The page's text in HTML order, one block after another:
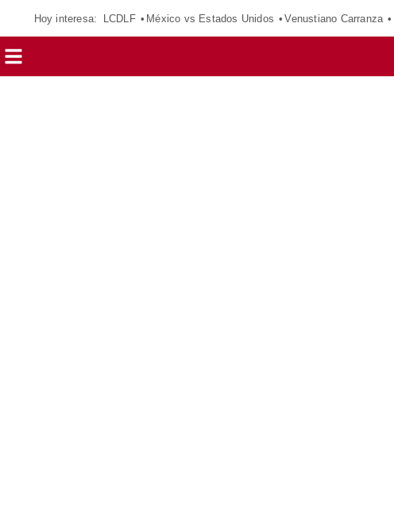
Hoy interesa: LCDLF México vs Estados Unidos Venustiano Carranza